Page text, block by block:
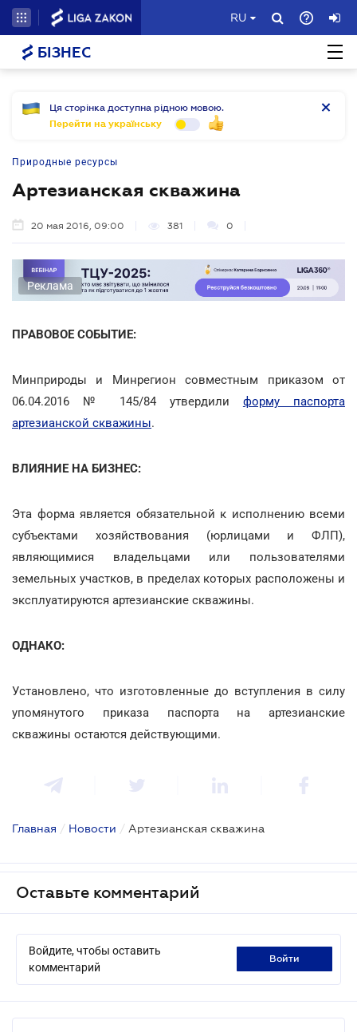
RU
БІЗНЕС
Ця сторінка доступна рідною мовою.
Перейти на українську
Природные ресурсы
Артезианская скважина
20 мая 2016, 09:00 381 0
Реклама
ПРАВОВОЕ СОБЫТИЕ:
Минприроды и Минрегион совместным приказом от
06.04.2016 № 145/84 утвердили форму паспорта
артезианской скважины.
ВЛИЯНИЕ НА БИЗНЕС:
Эта форма является обязательной к исполнению всеми
субъектами хозяйствования (юрлицами и ФЛП),
являющимися владельцами или пользователями
земельных участков, в пределах которых расположены и
эксплуатируются артезианские скважины.
ОДНАКО:
Установлено, что изготовленные до вступления в силу
упомянутого приказа паспорта на артезианские
скважины остаются действующими.
Главная / Новости / Артезианская скважина
Оставьте комментарий
Войдите, чтобы оставить
комментарий
войти